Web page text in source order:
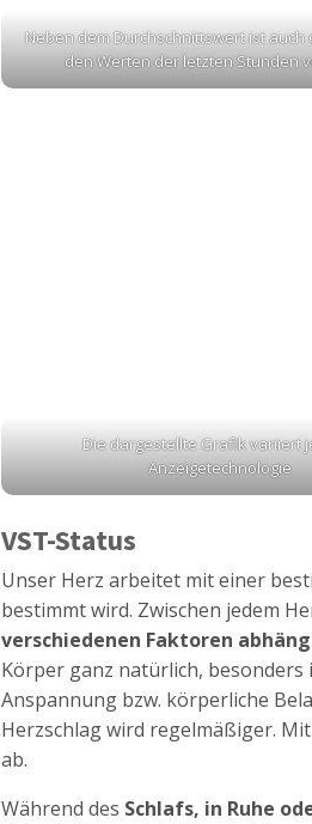
Neben dem Durchschnittswert ist auch
den Werten der letzten Stunden
Die dargestellte Grafik variiert
Anzeigetechnologie
VST-Status
Unser Herz arbeitet mit einer
bestimmt wird. Zwischen jedem
verschiedenen Faktoren
Körper ganz natürlich, besonders
Anspannung bzw. körperliche
Herzschlag wird regelmäßiger.
ab.
Während des Schlafs, in Ruhe